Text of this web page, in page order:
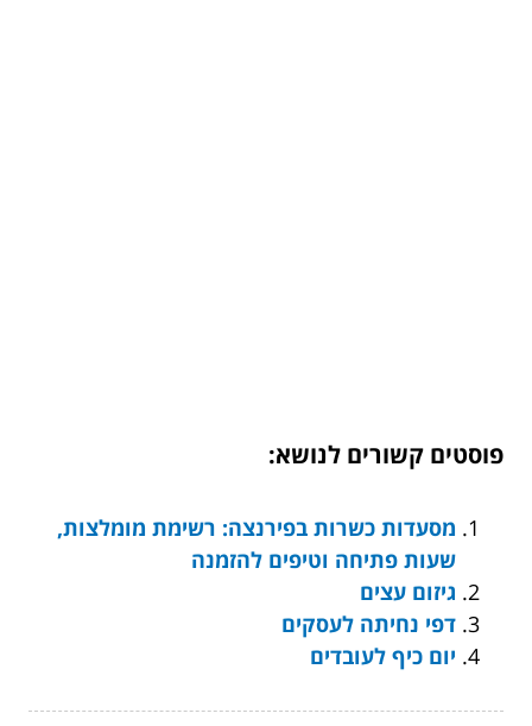
פוסטים קשורים לנושא:
מסעדות כשרות בפירנצה: רשימת מומלצות,
שעות פתיחה וטיפים להזמנה
גיזום עצים
דפי נחיתה לעסקים
יום כיף לעובדים